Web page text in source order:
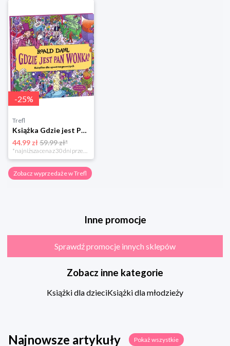
-25%
Trefl
Książka Gdzie jest Pan Wonka?
44.99 zł59.99 zł*
*najniższa cena z 30 dni przed obniżką
Zobacz wyprzedaże w Trefl
Inne promocje
Sprawdź promocje innych sklepów
Zobacz inne kategorie
Książki dla dzieciKsiążki dla młodzieży
Najnowsze artykuły Pokaż wszystkie